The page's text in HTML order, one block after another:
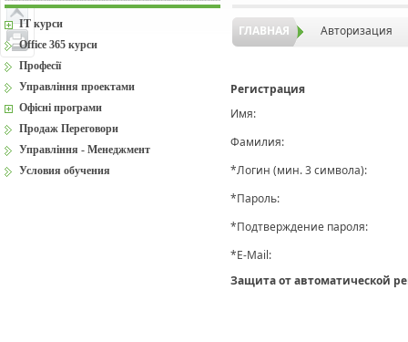
ГЛАВНАЯ Авторизация
Регистрация
Имя:
Фамилия:
*Логин (мин. 3 символа):
*Пароль:
*Подтверждение пароля:
*E-Mail:
Защита от автоматической
IT курси
Office 365 курси
Професії
Управління проектами
Офісні програми
Продаж Переговори
Управління - Менеджмент
Условия обучения